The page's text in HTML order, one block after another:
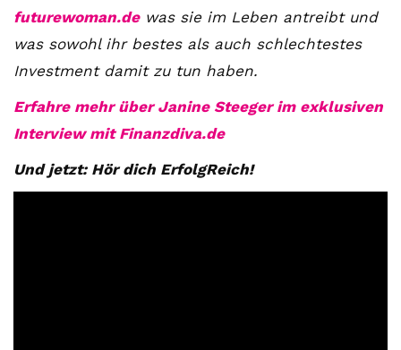
futurewoman.dewas sie im Leben antreibt und
was sowohl ihr bestes als auch schlechtestes
Investment damit zu tun haben.
Erfahre mehr über Janine Steeger im exklusiven
Interview mit Finanzdiva.de
Und jetzt: Hör dich ErfolgReich!